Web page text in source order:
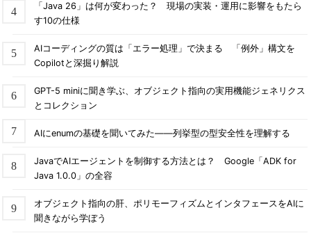
「Java 26」は何が変わった？ 現場の実装・運用に影響をもたら
す10の仕様
AIコーディングの質は「エラー処理」で決まる 「例外」構文を
Copilotと深掘り解説
GPT-5 miniに聞き学ぶ、オブジェクト指向の実用機能ジェネリクス
とコレクション
AIにenumの基礎を聞いてみた――列挙型の型安全性を理解する
JavaでAIエージェントを制御する方法とは？ Google「ADK for
Java 1.0.0」の全容
オブジェクト指向の肝、ポリモーフィズムとインタフェースをAIに
聞きながら学ぼう